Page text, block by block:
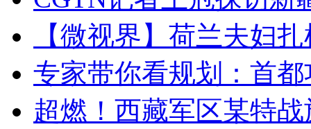
【微视界】荷兰夫妇
专家带你看规划：首
超燃！西藏军区某特